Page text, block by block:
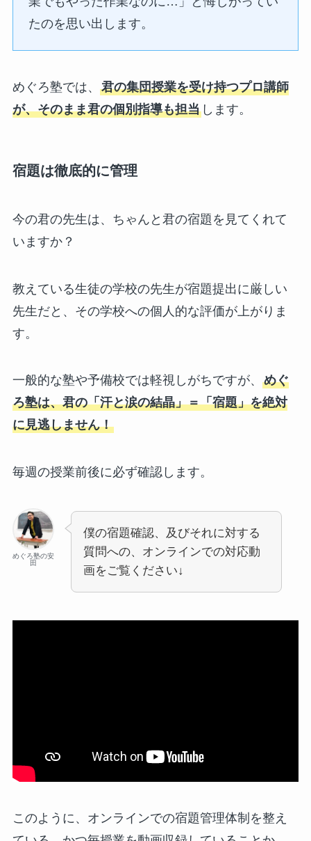
たのを思い出します。
めぐろ塾では、 君の集団授業を受け持つプロ講師
が、そのまま君の個別指導も担当します。
宿題は徹底的に管理
今の君の先生は、ちゃんと君の宿題を見てくれて
いますか？
教えている生徒の学校の先生が宿題提出に厳しい
先生だと、その学校への個人的な評価が上がりま
す。
一般的な塾や予備校では軽視しがちですが、 めぐ
ろ塾は、君の「汗と涙の結晶」＝「宿題」を絶対
に見逃しません！
毎週の授業前後に必ず確認します。
めぐろ塾の安
田
僕の宿題確認、及びそれに対する
質問への、オンラインでの対応動
画をご覧ください↓
このように、オンラインでの宿題管理体制を整え